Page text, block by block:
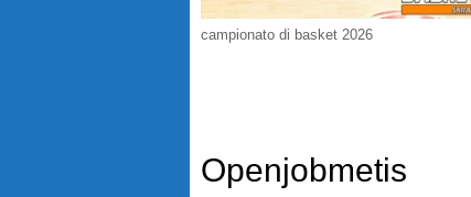
campionato di basket 2026
Openjobmetis